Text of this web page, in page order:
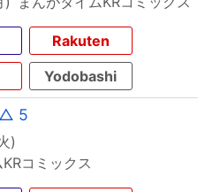
Rakuten
Yodobashi
△ 5
)
コミックス